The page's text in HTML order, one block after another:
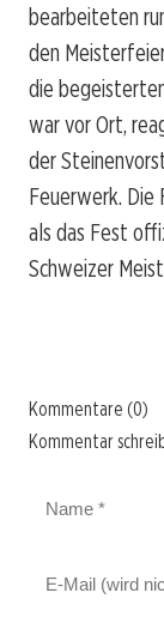
bearbeiteten
den
die
war vor Ort,
der
Feuerwerk. Die
als das Fest
Schweizer
Kommentare (0)
Kommentar